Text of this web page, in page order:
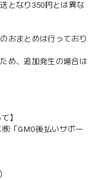
となり350円とは異な
おまとめは行っており
め、追加発生の場合は
】
「GMO後払いサポー